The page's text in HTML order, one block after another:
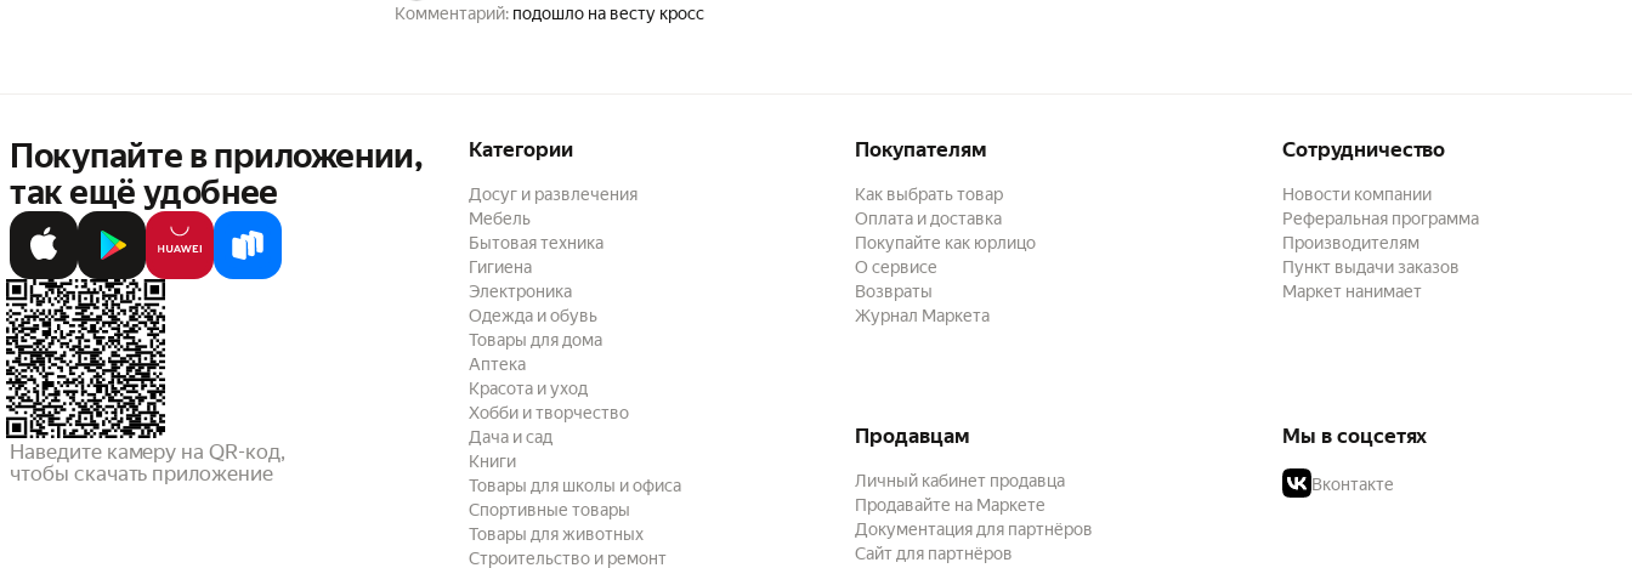
Комментарий: подошло на весту кросс
Покупайте в приложении,
так ещё удобнее
Наведите камеру на QR-код,
чтобы скачать приложение
Категории
Досуг и развлечения
Мебель
Бытовая техника
Гигиена
Электроника
Одежда и обувь
Товары для дома
Аптека
Красота и уход
Хобби и творчество
Дача и сад
Книги
Товары для школы и офиса
Спортивные товары
Товары для животных
Строительство и ремонт
Покупателям
Как выбрать товар
Оплата и доставка
Покупайте как юрлицо
О сервисе
Возвраты
Журнал Маркета
Сотрудничество
Новости компании
Реферальная программа
Производителям
Пункт выдачи заказов
Маркет нанимает
Продавцам
Личный кабинет продавца
Продавайте на Маркете
Документация для партнёров
Сайт для партнёров
Мы в соцсетях
Вконтакте